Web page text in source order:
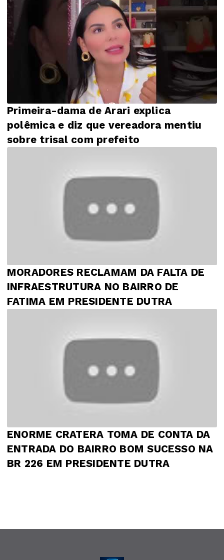
Primeira-dama de Arari explica
polêmica e diz que vereadora mentiu
sobre trisal com prefeito
MORADORES RECLAMAM DA FALTA DE
INFRAESTRUTURA NO BAIRRO DE
FATIMA EM PRESIDENTE DUTRA
ENORME CRATERA TOMA DE CONTA DA
ENTRADA DO BAIRRO BOM SUCESSO NA
BR 226 EM PRESIDENTE DUTRA